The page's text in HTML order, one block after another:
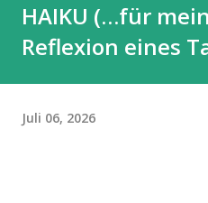
HAIKU (…für
Reflexion eines
Juli 06, 2026